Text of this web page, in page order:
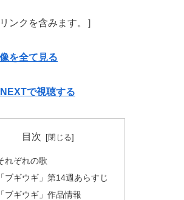
ンクを含みます。］
を全て見る
で視聴する
目次
れぞれの歌
「ブギウギ」第14週あらすじ
「ブギウギ」作品情報